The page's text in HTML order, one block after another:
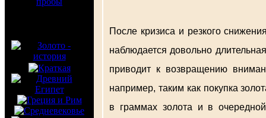
После кризиса и резкого
наблюдается довольно
приводит к возвращению
например, таким как покупка
в граммах золота и в